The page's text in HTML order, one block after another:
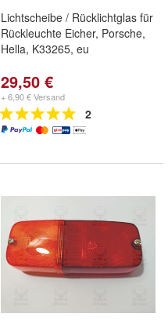
Lichtscheibe / Rücklichtglas für
Rückleuchte Eicher, Porsche,
Hella, K33265, eu
29,50 €
+ 6,90 € Versand
2